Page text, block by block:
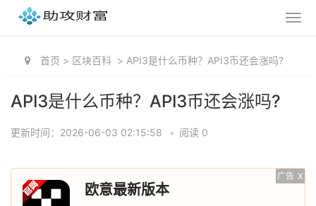
首页 > 区块百科 > API3是什么币种？API3币还会涨吗?
API3是什么币种？API3币还会涨吗?
更新时间：2026-06-03 02:15:58 • 阅读 0
广告 X
欧意最新版本